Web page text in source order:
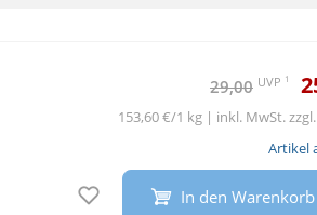
29,00 UVP 1
153,60 €/1 kg | inkl. MwSt. zzgl.
Artikel
Auf den Merkzettel
In den Warenkorb